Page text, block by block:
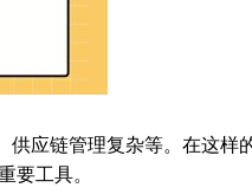
供应链管理复杂等。在这样
要工具。